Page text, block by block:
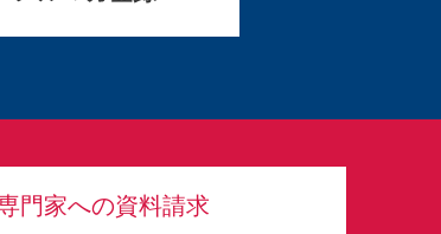
門家への資料請求